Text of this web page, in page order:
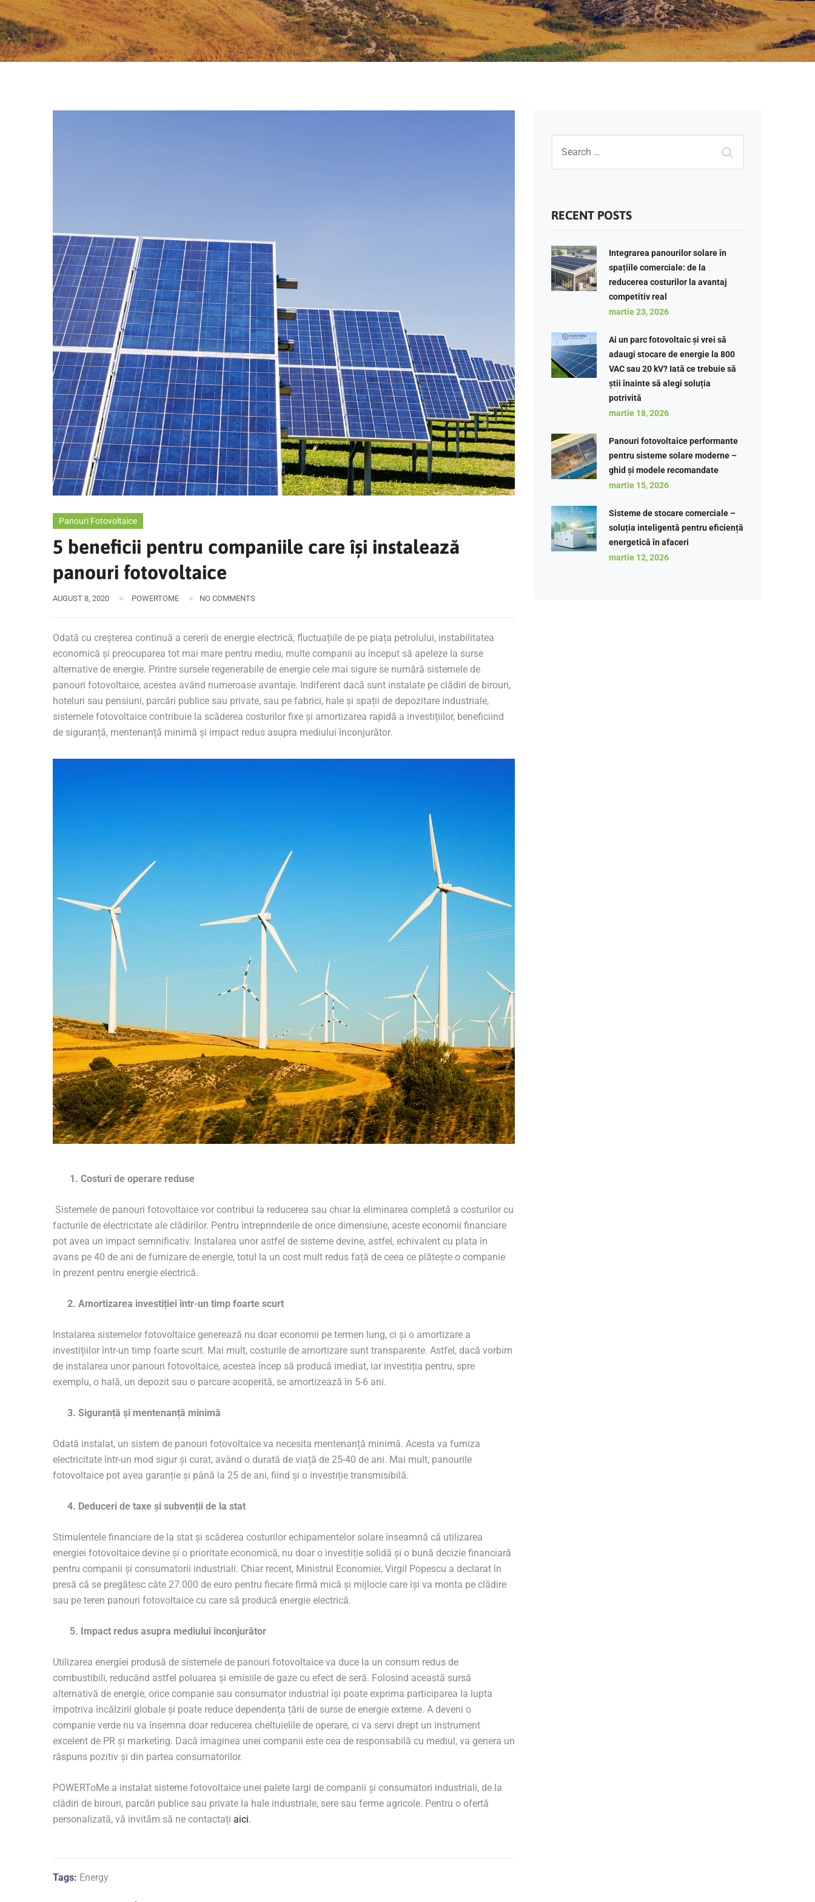
Panouri Fotovoltaice
5 beneficii pentru companiile care își instalează
panouri fotovoltaice
AUGUST 8, 2020 POWERTOME NO COMMENTS
Odată cu creșterea continuă a cererii de energie electrică, fluctuațiile de pe piața petrolului, instabilitatea
economică și preocuparea tot mai mare pentru mediu, multe companii au început să apeleze la surse
alternative de energie. Printre sursele regenerabile de energie cele mai sigure se numără sistemele de
panouri fotovoltaice, acestea având numeroase avantaje. Indiferent dacă sunt instalate pe clădiri de birouri,
hoteluri sau pensiuni, parcări publice sau private, sau pe fabrici, hale și spații de depozitare industriale,
sistemele fotovoltaice contribuie la scăderea costurilor fixe și amortizarea rapidă a investițiilor, beneficiind
de siguranță, mentenanță minimă și impact redus asupra mediului înconjurător.
1. Costuri de operare reduse
Sistemele de panouri fotovoltaice vor contribui la reducerea sau chiar la eliminarea completă a costurilor cu
facturile de electricitate ale clădirilor. Pentru întreprinderile de orice dimensiune, aceste economii financiare
pot avea un impact semnificativ. Instalarea unor astfel de sisteme devine, astfel, echivalent cu plata în
avans pe 40 de ani de furnizare de energie, totul la un cost mult redus față de ceea ce plătește o companie
în prezent pentru energie electrică.
2. Amortizarea investiției într-un timp foarte scurt
Instalarea sistemelor fotovoltaice generează nu doar economii pe termen lung, ci și o amortizare a
investițiilor într-un timp foarte scurt. Mai mult, costurile de amortizare sunt transparente. Astfel, dacă vorbim
de instalarea unor panouri fotovoltaice, acestea încep să producă imediat, iar investiția pentru, spre
exemplu, o hală, un depozit sau o parcare acoperită, se amortizează în 5-6 ani.
3. Siguranță și mentenanță minimă
Odată instalat, un sistem de panouri fotovoltaice va necesita mentenanță minimă. Acesta va furniza
electricitate într-un mod sigur și curat, având o durată de viață de 25-40 de ani. Mai mult, panourile
fotovoltaice pot avea garanție și până la 25 de ani, fiind și o investiție transmisibilă.
4. Deduceri de taxe și subvenții de la stat
Stimulentele financiare de la stat și scăderea costurilor echipamentelor solare înseamnă că utilizarea
energiei fotovoltaice devine și o prioritate economică, nu doar o investiție solidă și o bună decizie financiară
pentru companii și consumatorii industriali. Chiar recent, Ministrul Economiei, Virgil Popescu a declarat în
presă că se pregătesc câte 27.000 de euro pentru fiecare firmă mică și mijlocie care își va monta pe clădire
sau pe teren panouri fotovoltaice cu care să producă energie electrică.
5. Impact redus asupra mediului înconjurător
Utilizarea energiei produsă de sistemele de panouri fotovoltaice va duce la un consum redus de
combustibili, reducând astfel poluarea și emisiile de gaze cu efect de seră. Folosind această sursă
alternativă de energie, orice companie sau consumator industrial își poate exprima participarea la lupta
împotriva încălzirii globale și poate reduce dependența țării de surse de energie externe. A deveni o
companie verde nu va însemna doar reducerea cheltuielile de operare, ci va servi drept un instrument
excelent de PR și marketing. Dacă imaginea unei companii este cea de responsabilă cu mediul, va genera un
răspuns pozitiv și din partea consumatorilor.
POWERToMe a instalat sisteme fotovoltaice unei palete largi de companii și consumatori industriali, de la
clădiri de birouri, parcări publice sau private la hale industriale, sere sau ferme agricole. Pentru o ofertă
personalizată, vă invităm să ne contactați aici.
Tags: Energy
RECENT POSTS
Integrarea panourilor solare în
spațiile comerciale: de la
reducerea costurilor la avantaj
competitiv real
martie 23, 2026
Ai un parc fotovoltaic și vrei să
adaugi stocare de energie la 800
VAC sau 20 kV? Iată ce trebuie să
știi înainte să alegi soluția
potrivită
martie 18, 2026
Panouri fotovoltaice performante
pentru sisteme solare moderne –
ghid și modele recomandate
martie 15, 2026
Sisteme de stocare comerciale –
soluția inteligentă pentru eficiență
energetică în afaceri
martie 12, 2026